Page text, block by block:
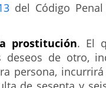
del Código
prostitución. El
de otro,
persona,